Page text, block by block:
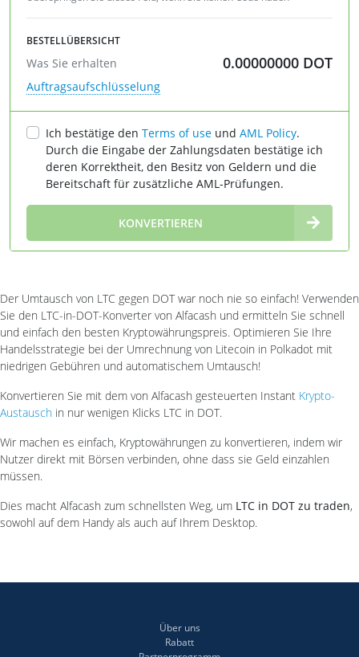
BESTELLÜBERSICHT
Was Sie erhalten 0.00000000 DOT
Auftragsaufschlüsselung
Ich bestätige den Terms of use und AML Policy.
Durch die Eingabe der Zahlungsdaten bestätige ich
deren Korrektheit, den Besitz von Geldern und die
Bereitschaft für zusätzliche AML-Prüfungen.
KONVERTIEREN
Der Umtausch von LTC gegen DOT war noch nie so einfach! Verwenden
Sie den LTC-in-DOT-Konverter von Alfacash und ermitteln Sie schnell
und einfach den besten Kryptowährungspreis. Optimieren Sie Ihre
Handelsstrategie bei der Umrechnung von Litecoin in Polkadot mit
niedrigen Gebühren und automatischem Umtausch!
Konvertieren Sie mit dem von Alfacash gesteuerten Instant Krypto-
Austausch in nur wenigen Klicks LTC in DOT.
Wir machen es einfach, Kryptowährungen zu konvertieren, indem wir
Nutzer direkt mit Börsen verbinden, ohne dass sie Geld einzahlen
müssen.
Dies macht Alfacash zum schnellsten Weg, um LTC in DOT zu traden,
sowohl auf dem Handy als auch auf Ihrem Desktop.
Über uns
Rabatt